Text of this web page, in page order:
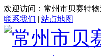
欢迎访问：常州市贝赛特
联系我们 | 站点地图